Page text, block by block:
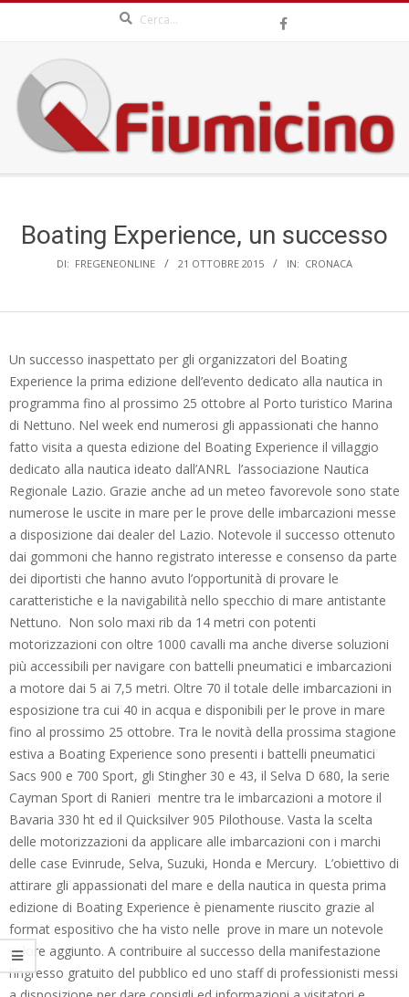
content
QFIUMICINO.COM
MenuBoating Experience, un successo
DI: FREGENEONLINE 21 OTTOBRE 2015 IN: CRONACA
Un successo inaspettato per gli organizzatori del Boating
Experience la prima edizione dell’evento dedicato alla nautica in
programma fino al prossimo 25 ottobre al Porto turistico Marina
di Nettuno. Nel week end numerosi gli appassionati che hanno
fatto visita a questa edizione del Boating Experience il villaggio
dedicato alla nautica ideato dall’ANRL l’associazione Nautica
Regionale Lazio. Grazie anche ad un meteo favorevole sono state
numerose le uscite in mare per le prove delle imbarcazioni messe
a disposizione dai dealer del Lazio. Notevole il successo ottenuto
dai gommoni che hanno registrato interesse e consenso da parte
dei diportisti che hanno avuto l’opportunità di provare le
caratteristiche e la navigabilità nello specchio di mare antistante
Nettuno. Non solo maxi rib da 14 metri con potenti
motorizzazioni con oltre 1000 cavalli ma anche diverse soluzioni
più accessibili per navigare con battelli pneumatici e imbarcazioni
a motore dai 5 ai 7,5 metri. Oltre 70 il totale delle imbarcazioni in
esposizione tra cui 40 in acqua e disponibili per le prove in mare
fino al prossimo 25 ottobre. Tra le novità della prossima stagione
estiva a Boating Experience sono presenti i battelli pneumatici
Sacs 900 e 700 Sport, gli Stingher 30 e 43, il Selva D 680, la serie
Cayman Sport di Ranieri mentre tra le imbarcazioni a motore il
Bavaria 330 ht ed il Quicksilver 905 Pilothouse. Vasta la scelta
delle motorizzazioni da applicare alle imbarcazioni con i marchi
delle case Evinrude, Selva, Suzuki, Honda e Mercury. L’obiettivo di
attirare gli appassionati del mare e della nautica in questa prima
edizione di Boating Experience è pienamente riuscito grazie al
format espositivo che ha visto nelle prove in mare un notevole
valore aggiunto. A contribuire al successo della manifestazione
l’ingresso gratuito del pubblico ed uno staff di professionisti messi